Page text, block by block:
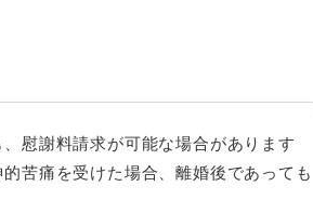
慰謝料請求が可能な場合があります
苦痛を受けた場合、離婚後であっても